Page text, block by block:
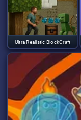
Ultra Realistic BlockCraft